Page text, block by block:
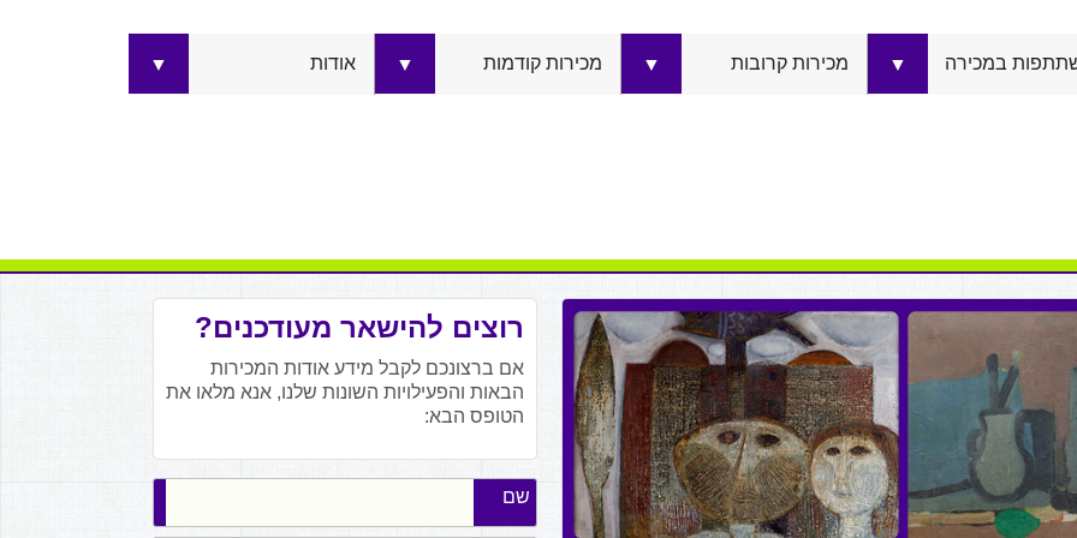
במכירה ▼ מכירות קרובות ▼ מכירות קודמות ▼ אודות ▼
רוצים להישאר מעודכנים?
אם ברצונכם לקבל מידע אודות המכירות
הבאות והפעילויות השונות שלנו, אנא מלאו את
הטופס הבא:
שם